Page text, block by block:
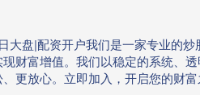
盘|配资开户我们是一家专业的
财富增值。我们以稳定的系统、
更放心。立即加入，开启您的财富